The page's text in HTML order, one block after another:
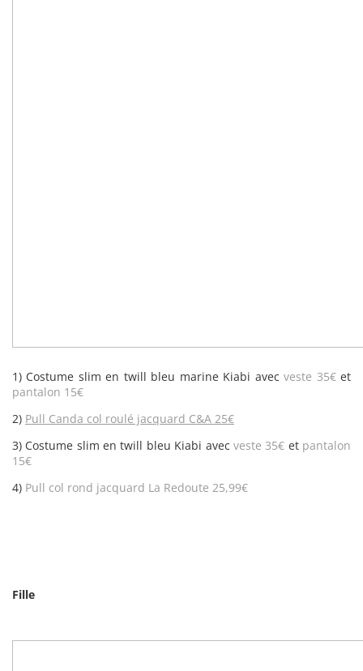
1) Costume slim en twill bleu marine Kiabi avecveste 35€et
pantalon 15€
2) Pull Canda col roulé jacquard C&A 25€
3) Costume slim en twill bleu Kiabi avec veste 35€ et pantalon
15€
4) Pull col rond jacquard La Redoute 25,99€
Fille